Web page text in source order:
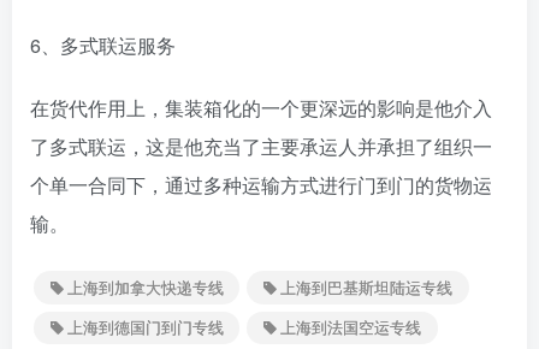
6、多式联运服务
在货代作用上，集装箱化的一个更深远的影响是他介入
了多式联运，这是他充当了主要承运人并承担了组织一
个单一合同下，通过多种运输方式进行门到门的货物运
输。
上海到加拿大快递专线
上海到巴基斯坦陆运专线
上海到德国门到门专线
上海到法国空运专线